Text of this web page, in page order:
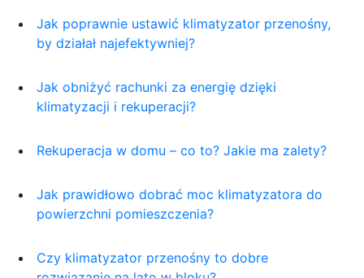
Jak poprawnie ustawić klimatyzator przenośny,
by działał najefektywniej?
Jak obniżyć rachunki za energię dzięki
klimatyzacji i rekuperacji?
Rekuperacja w domu – co to? Jakie ma zalety?
Jak prawidłowo dobrać moc klimatyzatora do
powierzchni pomieszczenia?
Czy klimatyzator przenośny to dobre